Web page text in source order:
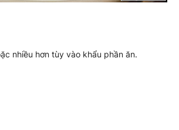
nhiều hơn tùy vào khẩu phần ăn.